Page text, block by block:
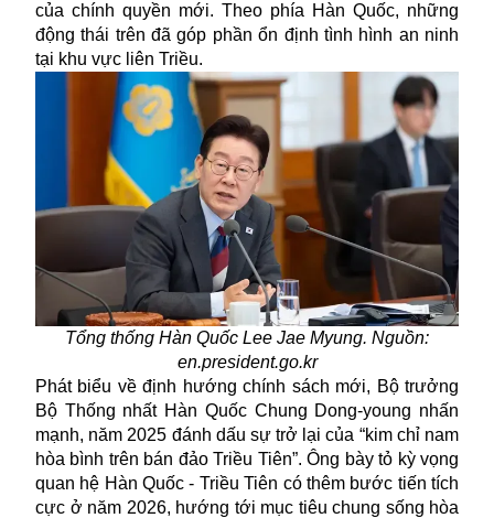
của chính quyền mới. Theo phía Hàn Quốc, những
động thái trên đã góp phần ổn định tình hình an ninh
tại khu vực liên Triều.
Tổng thống Hàn Quốc Lee Jae Myung. Nguồn:
en.president.go.kr
Phát biểu về định hướng chính sách mới, Bộ trưởng
Bộ Thống nhất Hàn Quốc Chung Dong-young nhấn
mạnh, năm 2025 đánh dấu sự trở lại của “kim chỉ nam
hòa bình trên bán đảo Triều Tiên”. Ông bày tỏ kỳ vọng
quan hệ Hàn Quốc - Triều Tiên có thêm bước tiến tích
cực ở năm 2026, hướng tới mục tiêu chung sống hòa